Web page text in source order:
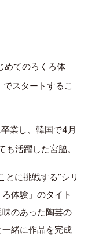
めてのろくろ体
スタートするこ
業し、韓国で4月
も活躍した宮脇。
とに挑戦する”シリ
体験」のタイト
のあった陶芸の
緒に作品を完成